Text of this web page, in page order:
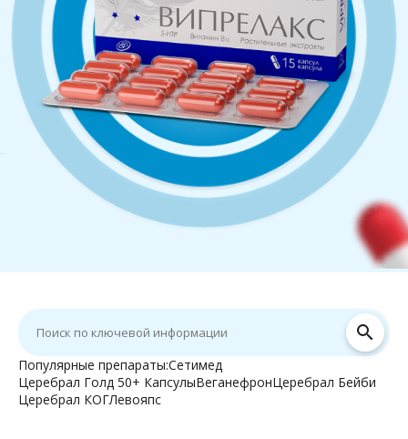
search
Популярные препараты:Сетимед
Церебрал Голд 50+ КапсулыВеганефронЦеребрал Бейби
Церебрал КОГЛевояпс